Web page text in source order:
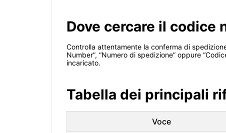
Dove cercare il codice
Controlla attentamente la conferma di
Number”, “Numero di spedizione” oppure
incaricato.
Tabella dei principali
Voce